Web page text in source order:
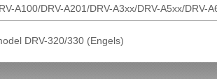
A100/DRV-A201/DRV-A3xx/DRV-A5xx/DRV-
DRV-320/330 (Engels)
DRV-410/430/830/N520 (Engels)